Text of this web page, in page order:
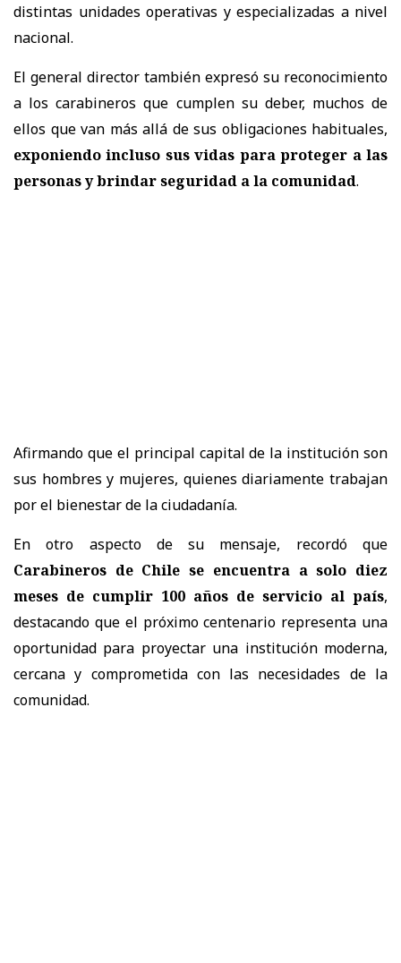
distintas unidades operativas y especializadas a nivel
nacional.
El general director también expresó su reconocimiento
a los carabineros que cumplen su deber, muchos de
ellos que van más allá de sus obligaciones habituales,
exponiendo incluso sus vidas para proteger a las
personas y brindar seguridad a la comunidad.
Afirmando que el principal capital de la institución son
sus hombres y mujeres, quienes diariamente trabajan
por el bienestar de la ciudadanía.
En otro aspecto de su mensaje, recordó que
Carabineros de Chile se encuentra a solo diez
meses de cumplir 100 años de servicio al país,
destacando que el próximo centenario representa una
oportunidad para proyectar una institución moderna,
cercana y comprometida con las necesidades de la
comunidad.